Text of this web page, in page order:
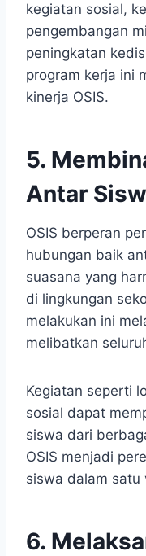
kegiatan sosial,
pengembangan
peningkatan
program kerja ini
kinerja OSIS.
5.
Antar
OSIS berperan
hubungan baik
suasana yang
di lingkungan
melakukan ini
melibatkan
Kegiatan seperti
sosial dapat
siswa dari
OSIS menjadi
siswa dalam satu
6.